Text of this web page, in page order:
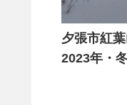
夕張市紅
2023年・